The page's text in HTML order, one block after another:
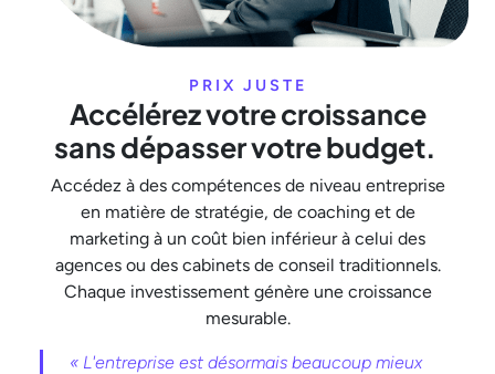
PRIX ​​JUSTE
Accélérez votre croissance
sans dépasser votre budget.
Accédez à des compétences de niveau entreprise
en matière de stratégie, de coaching et de
marketing à un coût bien inférieur à celui des
agences ou des cabinets de conseil traditionnels.
Chaque investissement génère une croissance
mesurable.
« L'entreprise est désormais beaucoup mieux